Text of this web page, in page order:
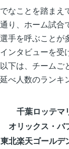
でなことを踏まえ
通り、ホーム試合
選手を呼ぶことが
インタビューを受
以下は、チームご
延べ人数のランキ
千葉ロッテマ
オリックス・バ
東北楽天ゴールデ